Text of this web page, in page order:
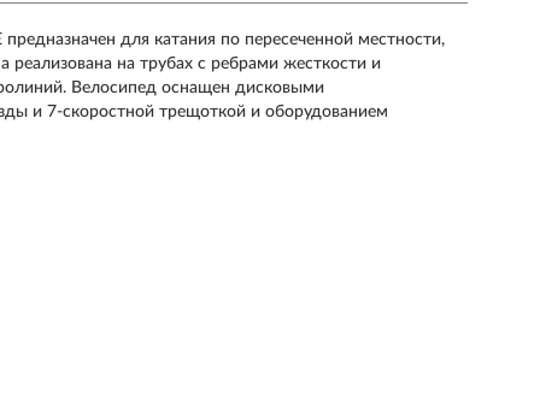
для катания по пересеченной местности,
на трубах с ребрами жесткости и
Велосипед оснащен дисковыми
и 7-скоростной трещоткой и оборудованием